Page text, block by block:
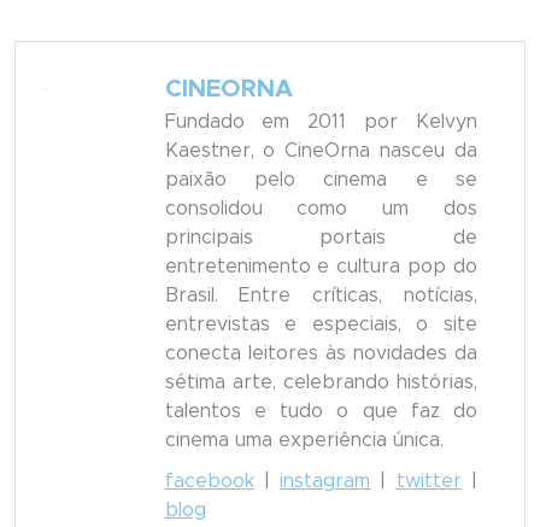
CINEORNA
Fundado em 2011 por Kelvyn
Kaestner, o CineOrna nasceu da
paixão pelo cinema e se
consolidou como um dos
principais portais de
entretenimento e cultura pop do
Brasil. Entre críticas, notícias,
entrevistas e especiais, o site
conecta leitores às novidades da
sétima arte, celebrando histórias,
talentos e tudo o que faz do
cinema uma experiência única.
facebook|instagram twitter|
blog